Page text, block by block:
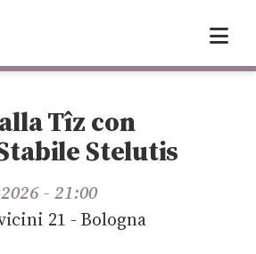
Tîz con
Stelutis
- 21:00
21 - Bologna